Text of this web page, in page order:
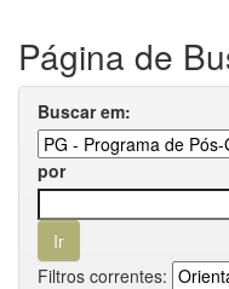
Página de
Buscar em:
por
Filtros correntes: